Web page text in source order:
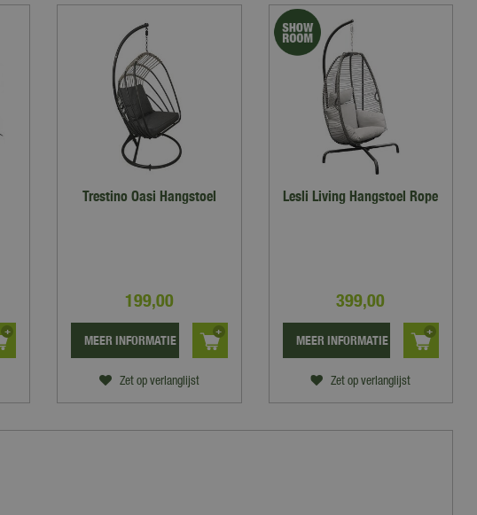
Trestino Oasi Hangstoel
199,00
Zet op verlanglijst
MEER INFORMATIE
Lesli Living Hangstoel Rope
399,00
Zet op verlanglijst
MEER INFORMATIE